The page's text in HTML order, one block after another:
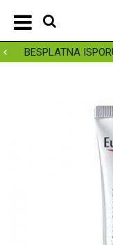
BESPLATNA